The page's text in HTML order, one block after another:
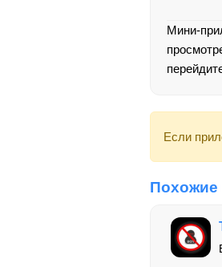
Мини-
Если
Похожие